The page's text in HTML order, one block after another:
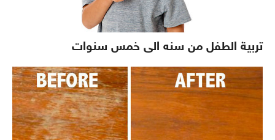
تربية الطفل من سنه الى خمس سنوات